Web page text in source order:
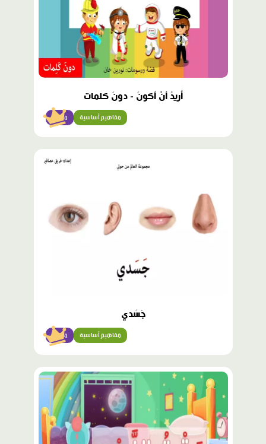
أُريدُ أنْ أكونَ - دونَ كلمات
مبتدئ مفاهيم أساسية
جَسَدي
مبتدئ مفاهيم أساسية
محتوى
مميّز